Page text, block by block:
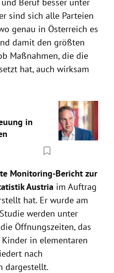
sind sich alle Parteien
genau in Österreich es
damit den größten
Maßnahmen, die die
hat, auch wirksam
in
Monitoring-Bericht zur
Austria im Auftrag
hat. Er wurde am
werden unter
Öffnungszeiten, das
in elementaren
nach
dargestellt.